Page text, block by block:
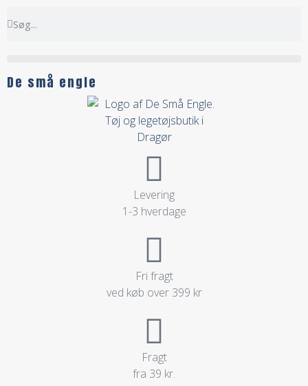
De små engle
Levering
1-3 hverdage
Fri fragt
ved køb over 399 kr
Fragt
fra 39 kr.